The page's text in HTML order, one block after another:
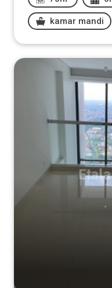
kamar mandi